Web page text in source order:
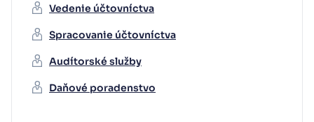
Vedenie účtovníctva
Spracovanie účtovníctva
Audítorské služby
Daňové poradenstvo